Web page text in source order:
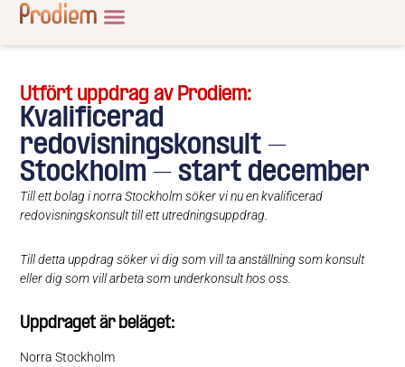
Utfört uppdrag av Prodiem:
Kvalificerad
redovisningskonsult –
Stockholm – start december
Till ett bolag i norra Stockholm söker vi nu en kvalificerad
redovisningskonsult till ett utredningsuppdrag.
Till detta uppdrag söker vi dig som vill ta anställning som konsult
eller dig som vill arbeta som underkonsult hos oss.
Uppdraget är beläget:
Norra Stockholm